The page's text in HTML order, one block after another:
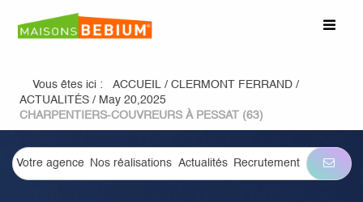
Vous êtes ici : ACCUEIL / CLERMONT FERRAND /
ACTUALITÉS / May 20,2025
CHARPENTIERS-COUVREURS À PESSAT (63)
Votre agence Nos réalisations Actualités Recrutement